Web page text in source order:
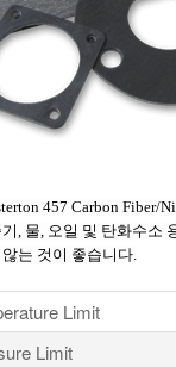
457 Carbon Fiber/
, 물, 오일 및 탄화수소
는 것이 좋습니다.
Limit
Limit